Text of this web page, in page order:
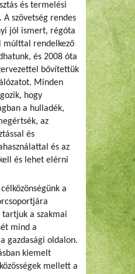
és termelési
szövetség rendes
jól ismert, régóta
múlttal rendelkező
és 2008 óta
bővítettük
Minden
hogy
a hulladék,
az
és
és az
és lehet elérni
a
tartjuk a szakmai
mind a
gazdasági oldalon.
kiemelt
mellett a